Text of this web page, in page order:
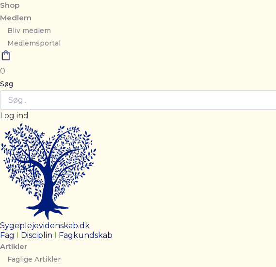
Shop
Medlem
Bliv medlem
Medlemsportal
0
Søg
Log ind
Sygeplejevidenskab.dk
Fag I Disciplin I Fagkundskab
Artikler
Faglige Artikler